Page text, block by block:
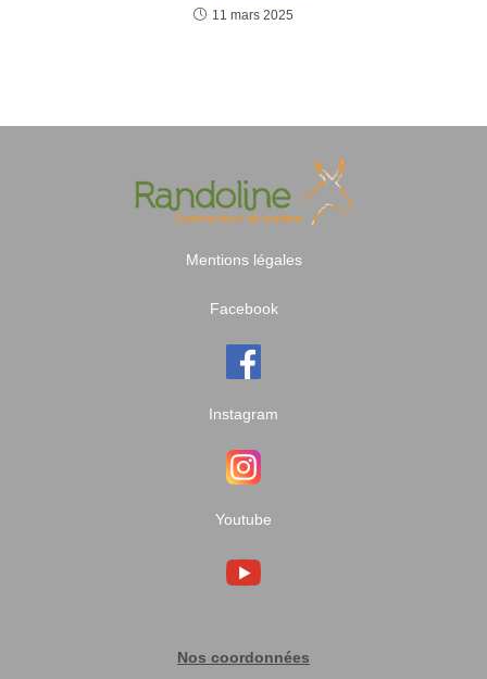
11 mars 2025
Mentions légales
Facebook
Instagram
Youtube
Nos coordonnées